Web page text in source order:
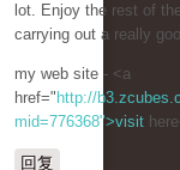
lot. Enjoy the rest of
carrying out a really
my web site - <a
href=" http://
mid=776368">visit
回复